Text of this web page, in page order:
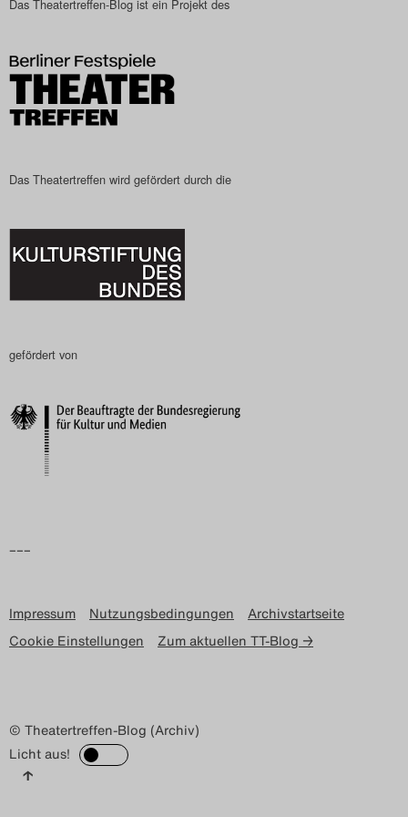
Das Theatertreffen-Blog
Das Theatertreffen-Blog
2025
Das Theatertreffen-Blog
Archiv
Nutzungsbedingungen
Das Theatertreffen-Blog ist ein Projekt des
Das Theatertreffen wird gefördert durch die
gefördert von
–––
Impressum Nutzungsbedingungen
Archivstartseite
Cookie Einstellungen
Zum aktuellen TT-Blog →
© Theatertreffen-Blog (Archiv)
Licht aus!
↑